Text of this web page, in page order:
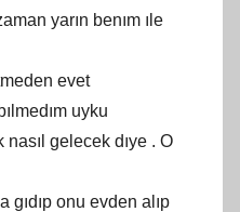
yarın benım ıle
evet
uyku
gelecek dıye . O
gıdıp onu evden alıp